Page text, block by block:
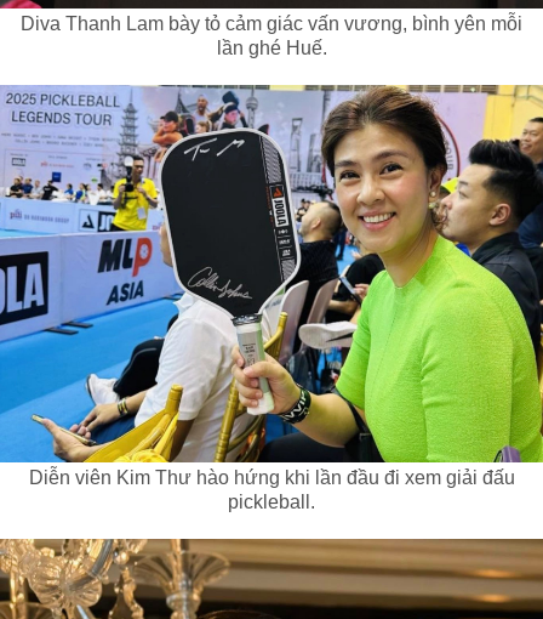
Diva Thanh Lam bày tỏ cảm giác vấn vương, bình yên mỗi
lần ghé Huế.
Diễn viên Kim Thư hào hứng khi lần đầu đi xem giải đấu
pickleball.